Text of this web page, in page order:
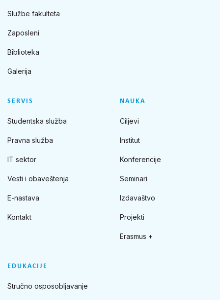
Službe fakulteta
Zaposleni
Biblioteka
Galerija
SERVIS
Studentska služba
Pravna služba
IT sektor
Vesti i obaveštenja
E-nastava
Kontakt
NAUKA
Ciljevi
Institut
Konferencije
Seminari
Izdavaštvo
Projekti
Erasmus +
EDUKACIJE
Stručno osposobljavanje